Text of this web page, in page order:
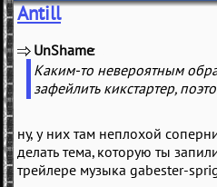
Antill
UnShame
Каким-то невероятным
зафейлить кикстартер,
ну, у них там неплохой
делать тема, которую ты
трейлере музыка gabester-